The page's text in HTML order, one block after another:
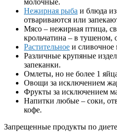
молочные.
Нежирная рыба и блюда из
отвариваются или
Мясо – нежирная птица,
крольчатина – в тушеном,
Растительное и сливочное
Различные крупяные
запеканки.
Омлеты, но не более 1
Овощи за исключением
Фрукты за исключением
Напитки любые – соки,
кофе.
Запрещенные продукты по